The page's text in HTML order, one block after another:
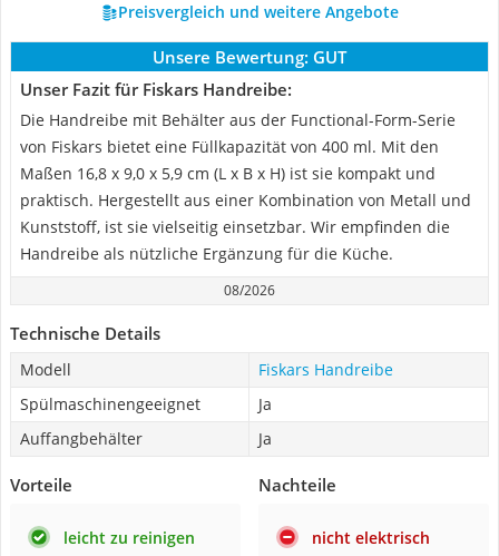
Preisvergleich und weitere Angebote
Unsere Bewertung: GUT
Unser Fazit für Fiskars Handreibe:
Die Handreibe mit Behälter aus der Functional-Form-Serie
von Fiskars bietet eine Füllkapazität von 400 ml. Mit den
Maßen 16,8 x 9,0 x 5,9 cm (L x B x H) ist sie kompakt und
praktisch. Hergestellt aus einer Kombination von Metall und
Kunststoff, ist sie vielseitig einsetzbar. Wir empfinden die
Handreibe als nützliche Ergänzung für die Küche.
08/2026
Technische Details
Modell
Fiskars Handreibe
Spülmaschinengeeignet
Ja
Auffangbehälter
Ja
Vorteile
leicht zu reinigen
Nachteile
nicht elektrisch